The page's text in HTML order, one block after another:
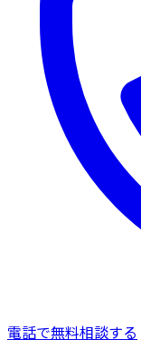
電話で無料相談する